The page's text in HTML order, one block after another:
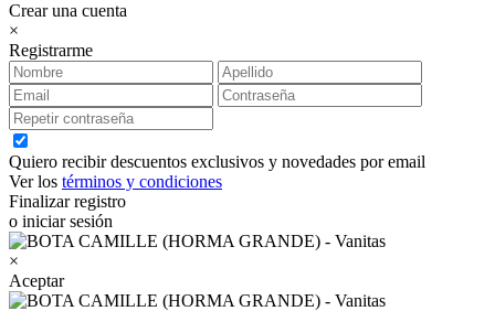
Crear una cuenta
×
Registrarme
Quiero recibir descuentos exclusivos y novedades por email
Ver los términos y condiciones
Finalizar registro
o iniciar sesión
×
Aceptar